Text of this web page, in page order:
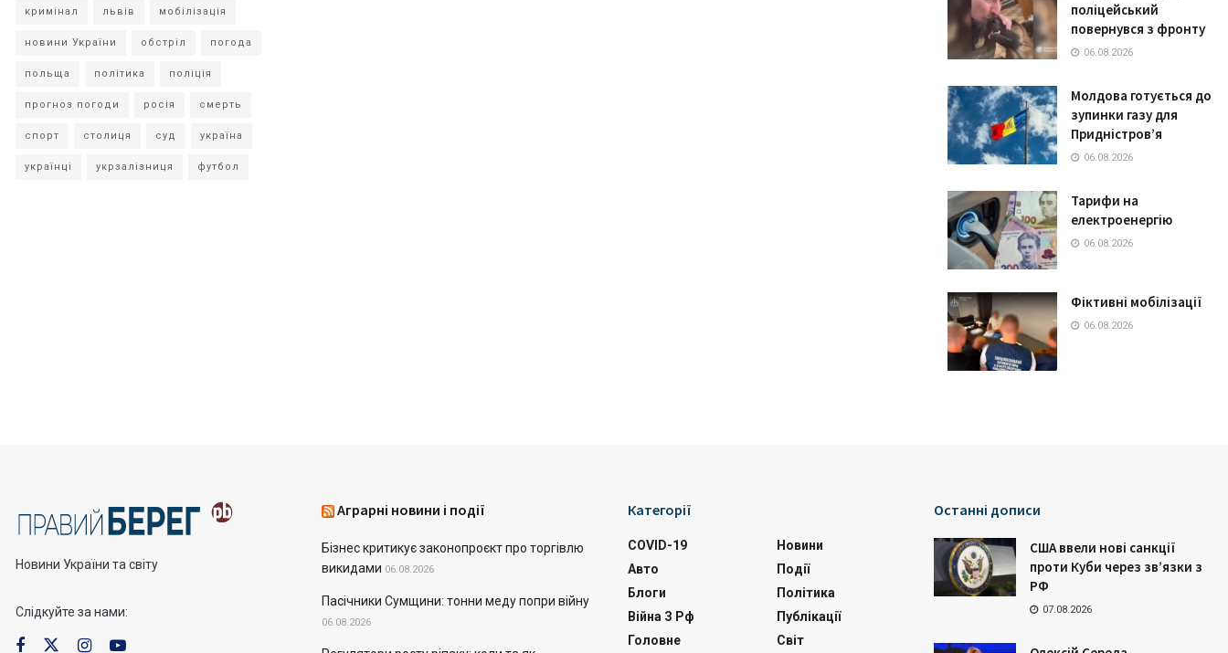
кримінал львів мобілізація
новини України обстріл погода
польща політика поліція
прогноз погоди росія смерть
спорт столиця суд україна
українці укрзалізниця футбол
поліцейський
повернувся з фронту
06.08.2026
Молдова готується до
зупинки газу для
Придністров’я
06.08.2026
Тарифи на
електроенергію
06.08.2026
Фіктивні мобілізації
06.08.2026
Новини України та світу
Слідкуйте за нами:
Аграрні новини і події
Бізнес критикує законопроєкт про торгівлю
викидами 06.08.2026
Пасічники Сумщини: тонни меду попри війну
06.08.2026
Категорії
COVID-19
Авто
Блоги
Війна З Рф
Головне
Новини
Події
Політика
Публікації
Світ
Останні дописи
США ввели нові санкції
проти Куби через зв’язки з
РФ
07.08.2026